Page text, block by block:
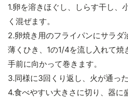
1.卵を溶きほぐし、しらす干し、
く混ぜます。
2.卵焼き用のフライパンにサラダ
薄くひき、1の1/4を流し入れて焼
手前に向かって巻きます。
3.同様に3回くり返し、火が通っ
4.食べやすい大きさに切り、器に